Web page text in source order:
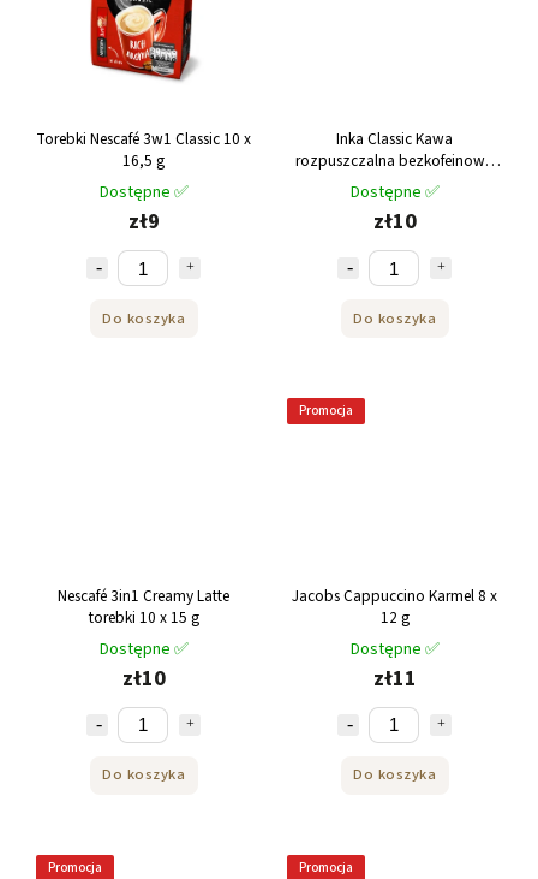
Torebki Nescafé 3w1 Classic 10 x
16,5 g
Dostępne ✅
zł9
Do koszyka
Inka Classic Kawa
rozpuszczalna bezkofeinowa
180 g
Dostępne ✅
zł10
Do koszyka
Nescafé 3in1 Creamy Latte
torebki 10 x 15 g
Dostępne ✅
zł10
Do koszyka
Promocja
Jacobs Cappuccino Karmel 8 x
12 g
Dostępne ✅
zł11
Do koszyka
Promocja Promocja